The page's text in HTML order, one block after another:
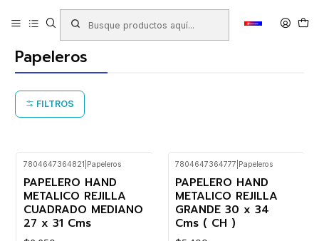
Productos LIBRERIA Oficina Papeleros
Papeleros
FILTROS
7804647364821 Papeleros
PAPELERO HAND
METALICO REJILLA
CUADRADO MEDIANO
27 x 31 Cms
7804647364777 Papeleros
PAPELERO HAND
METALICO REJILLA
GRANDE 30 x 34
Cms ( CH )